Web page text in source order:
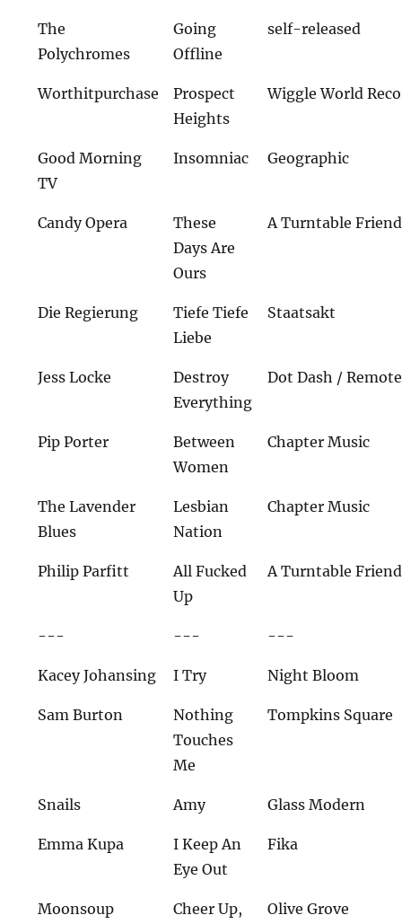
The
Polychromes
Going
Offline
self-released
Worthitpurchase
Prospect
Heights
Wiggle World
Good Morning
TV
Insomniac Geographic
Candy Opera
These
Days Are
Ours
A Turntable Friend
Die Regierung
Tiefe Tiefe
Liebe
Staatsakt
Jess Locke
Destroy
Everything
Dot Dash /
Pip Porter
Between
Women
Chapter Music
The Lavender
Blues
Lesbian
Nation
Chapter Music
Philip Parfitt
All Fucked
Up
A Turntable Friend
--- --- ---
Kacey Johansing I Try Night Bloom
Sam Burton
Nothing
Touches
Me
Tompkins Square
Snails Amy Glass Modern
Emma Kupa
I Keep An
Eye Out
Fika
Moonsoup Cheer Up, Olive Grove